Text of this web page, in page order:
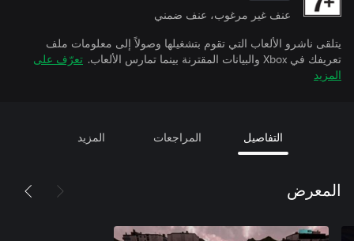
عنف غير مرغوب، عنف ضمني
يتلقى ناشرو الألعاب التي تقوم بتشغيلها وصولاً إلى معلومات ملف
تعريفك في Xbox والبيانات المقترنة بينما تمارس الألعاب.
تعرّف على
المزيد
التفاصيل المراجعات المزيد
المعرض